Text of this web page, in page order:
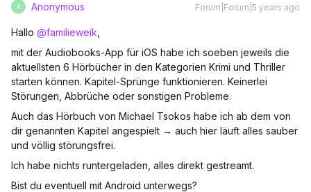
A Anonymous Forum|Forum|5 years ago
Hallo @familieweik
mit der Audiobooks-App für iOS habe ich soeben jeweils die
aktuellsten 6 Hörbücher in den Kategorien Krimi und Thriller
starten können. Kapitel-Sprünge funktionieren. Keinerlei
Störungen, Abbrüche oder sonstigen Probleme.
Auch das Hörbuch von Michael Tsokos habe ich ab dem von
dir genannten Kapitel angespielt → auch hier läuft alles sauber
und völlig störungsfrei.
Ich habe nichts runtergeladen, alles direkt gestreamt.
Bist du eventuell mit Android unterwegs?